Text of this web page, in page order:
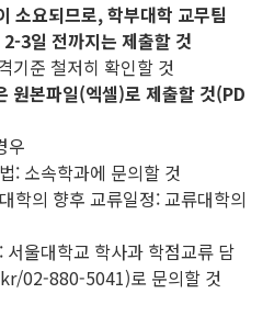
소요되므로, 학부대학 교무팀
3일 전까지는 제출할 것
기준 철저히 확인할 것
원본파일(엑셀)로 제출할 것(PD
우
: 소속학과에 문의할 것
학의 향후 교류일정: 교류대학의
울대학교 학사과 학점교류 담
02-880-5041)로 문의할 것